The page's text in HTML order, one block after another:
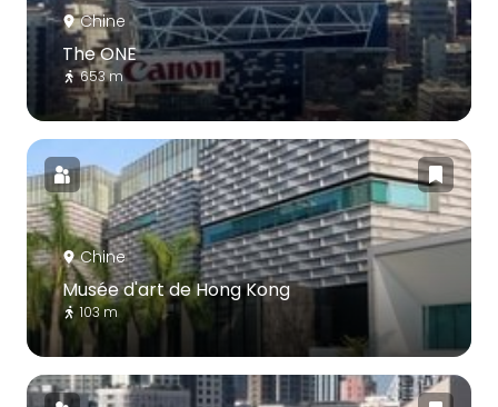
Chine
The ONE
653 m
Chine
Musée d'art de Hong Kong
103 m